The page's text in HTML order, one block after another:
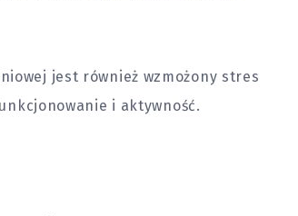
jest również wzmożony stres
i aktywność.